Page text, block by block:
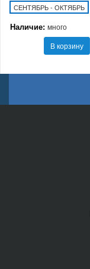
СЕНТЯБРЬ - ОКТЯБРЬ
Наличие: много
В корзину